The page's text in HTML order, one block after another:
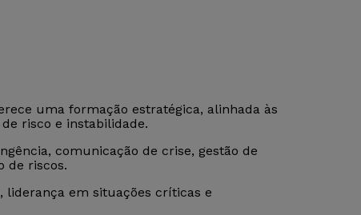
uma formação estratégica, alinhada às
risco e instabilidade.
comunicação de crise, gestão de
de riscos.
liderança em situações críticas e